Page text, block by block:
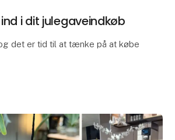
i dit julegaveindkøb
det er tid til at tænke på at købe
ny